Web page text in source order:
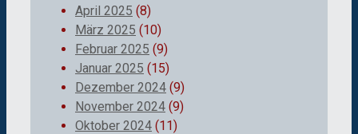
April 2025 (8)
März 2025 (10)
Februar 2025 (9)
Januar 2025 (15)
Dezember 2024 (9)
November 2024 (9)
Oktober 2024 (11)